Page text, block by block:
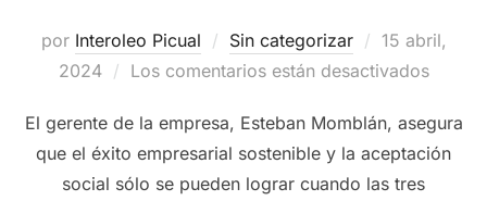
por Interoleo Picual Sin categorizar
Publicado
el
15 abril,
2024
Los comentarios están desactivados
El gerente de la empresa, Esteban Momblán, asegura
que el éxito empresarial sostenible y la aceptación
social sólo se pueden lograr cuando las tres